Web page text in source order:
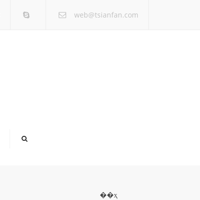
web@tsianfan.com
��ҳ